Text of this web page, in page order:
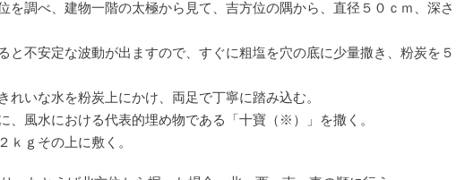
を調べ、建物一階の太極から見て、吉方位の隅から、直径５０ｃｍ、深さ
と不安定な波動が出ますので、すぐに粗塩を穴の底に少量撒き、粉炭を
れいな水を粉炭上にかけ、両足で丁寧に踏み込む。
、風水における代表的埋め物である「十寶（※）」を撒く。
ｋｇその上に敷く。